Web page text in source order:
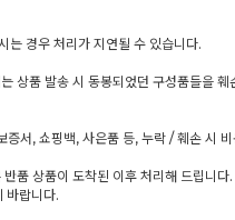
는 경우 처리가 지연될 수 있습니다.
는 상품 발송 시 동봉되었던 구성품들을
증서, 쇼핑백, 사은품 등, 누락 / 훼손 시
반품 상품이 도착된 이후 처리해 드립니
바랍니다.